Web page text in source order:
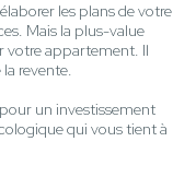
les plans de votre
Mais la plus-value
votre appartement. Il
revente.
un investissement
qui vous tient à